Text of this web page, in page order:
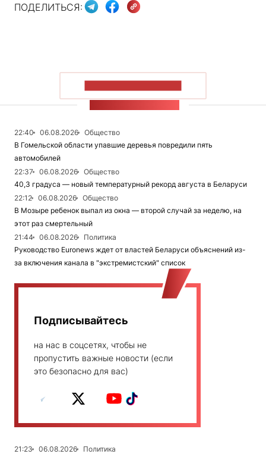
ПОДЕЛИТЬСЯ:
22:40 06.08.2026
Общество
В Гомельской области упавшие деревья повредили пять
автомобилей
22:37
06.08.2026
Общество
40,3 градуса — новый температурный рекорд августа в Беларуси
22:12
06.08.2026
Общество
В Мозыре ребенок выпал из окна — второй случай за неделю, на
этот раз смертельный
21:44
06.08.2026
Политика
Руководство Euronews ждет от властей Беларуси объяснений из-
за включения канала в "экстремистский" список
Подписывайтесь
на нас в соцсетях, чтобы не
пропустить важные новости (если
это безопасно для вас)
21:23 06.08.2026
Политика